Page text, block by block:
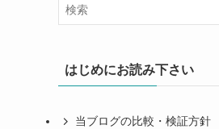
はじめにお読み下さい
当ブログの比較・検証方針